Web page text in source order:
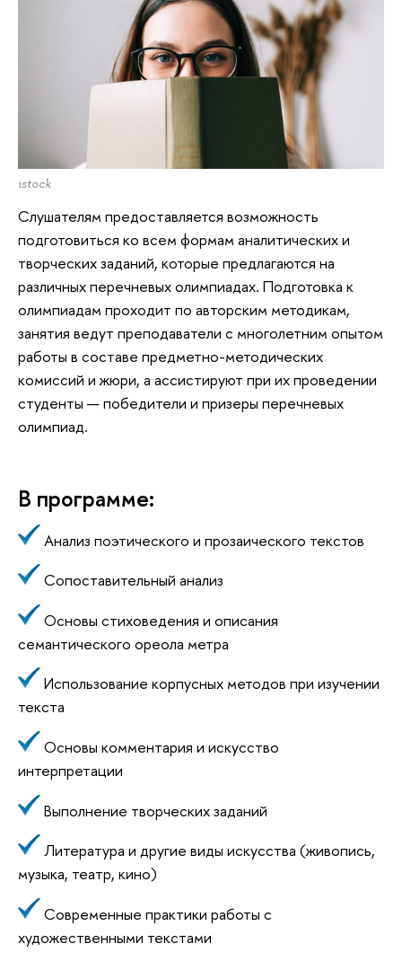
istock
Слушателям предоставляется возможность
подготовиться ко всем формам аналитических и
творческих заданий, которые предлагаются на
различных перечневых олимпиадах. Подготовка к
олимпиадам проходит по авторским методикам,
занятия ведут преподаватели с многолетним опытом
работы в составе предметно-методических
комиссий и жюри, а ассистируют при их проведении
студенты — победители и призеры перечневых
олимпиад.
В программе:
Анализ поэтического и прозаического текстов
Сопоставительный анализ
Основы стиховедения и описания
семантического ореола метра
Использование корпусных методов при изучении
текста
Основы комментария и искусство
интерпретации
Выполнение творческих заданий
Литература и другие виды искусства (живопись,
музыка, театр, кино)
Современные практики работы с
художественными текстами